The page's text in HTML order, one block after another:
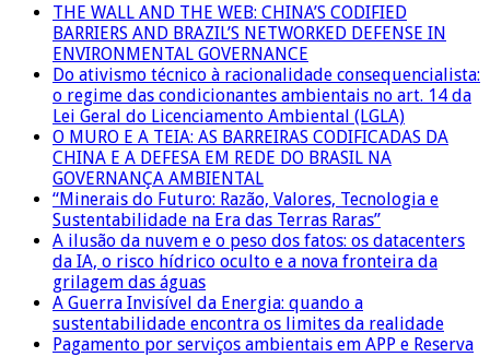
THE WALL AND THE WEB: CHINA’S CODIFIED
BARRIERS AND BRAZIL’S NETWORKED DEFENSE IN
ENVIRONMENTAL GOVERNANCE
Do ativismo técnico à racionalidade consequencialista:
o regime das condicionantes ambientais no art. 14 da
Lei Geral do Licenciamento Ambiental (LGLA)
O MURO E A TEIA: AS BARREIRAS CODIFICADAS DA
CHINA E A DEFESA EM REDE DO BRASIL NA
GOVERNANÇA AMBIENTAL
“Minerais do Futuro: Razão, Valores, Tecnologia e
Sustentabilidade na Era das Terras Raras”
A ilusão da nuvem e o peso dos fatos: os datacenters
da IA, o risco hídrico oculto e a nova fronteira da
grilagem das águas
A Guerra Invisível da Energia: quando a
sustentabilidade encontra os limites da realidade
Pagamento por serviços ambientais em APP e Reserva